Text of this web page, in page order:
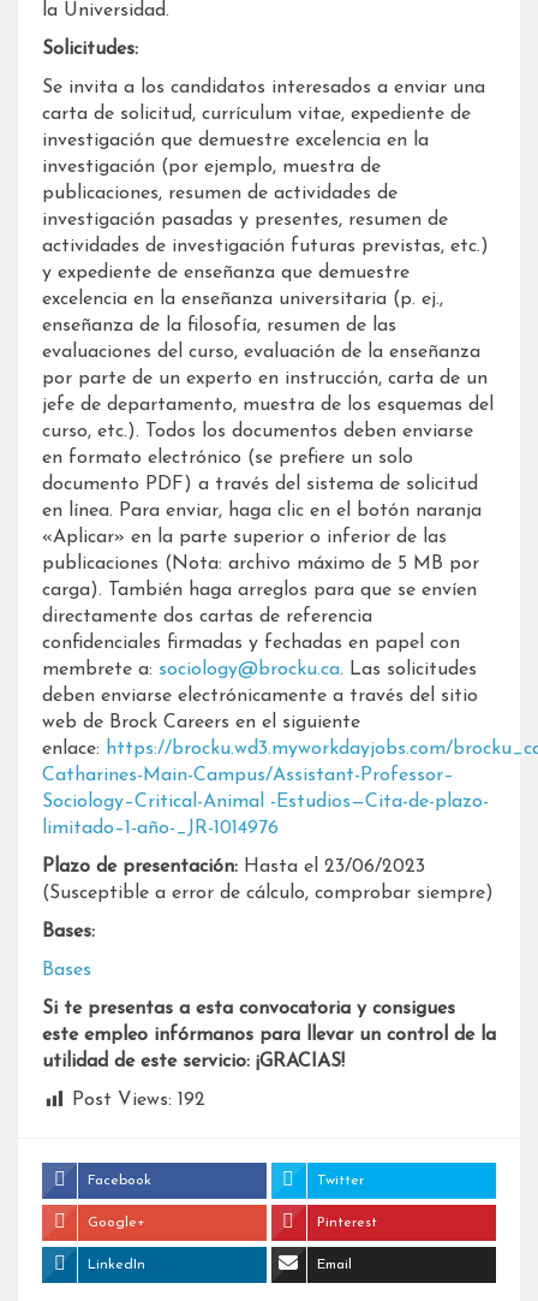
la Universidad.
Solicitudes:
Se invita a los candidatos interesados ​​a enviar una
carta de solicitud, currículum vitae, expediente de
investigación que demuestre excelencia en la
investigación (por ejemplo, muestra de
publicaciones, resumen de actividades de
investigación pasadas y presentes, resumen de
actividades de investigación futuras previstas, etc.)
y expediente de enseñanza que demuestre
excelencia en la enseñanza universitaria (p. ej.,
enseñanza de la filosofía, resumen de las
evaluaciones del curso, evaluación de la enseñanza
por parte de un experto en instrucción, carta de un
jefe de departamento, muestra de los esquemas del
curso, etc.). Todos los documentos deben enviarse
en formato electrónico (se prefiere un solo
documento PDF) a través del sistema de solicitud
en línea. Para enviar, haga clic en el botón naranja
«Aplicar» en la parte superior o inferior de las
publicaciones (Nota: archivo máximo de 5 MB por
carga). También haga arreglos para que se envíen
directamente dos cartas de referencia
confidenciales firmadas y fechadas en papel con
membrete a: sociology@brocku.ca. Las solicitudes
deben enviarse electrónicamente a través del sitio
web de Brock Careers en el siguiente
enlace: https://brocku.wd3.myworkdayjobs.com/
Catharines-Main-Campus/Assistant-Professor–
Sociology–Critical-Animal -Estudios—Cita-de-plazo-
limitado–1-año-_JR-1014976
Plazo de presentación: Hasta el 23/06/2023
(Susceptible a error de cálculo, comprobar siempre)
Bases:
Bases
Si te presentas a esta convocatoria y consigues
este empleo infórmanos para llevar un control de la
utilidad de este servicio: ¡GRACIAS!
Post Views: 192
Facebook Twitter
Google+ Pinterest
LinkedIn Email